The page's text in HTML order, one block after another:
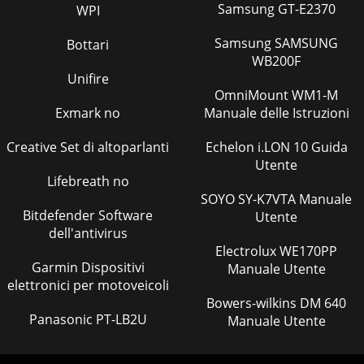
9 GB®Safety adviceJ Do not eat, smoke or drink while you
liquid cleaning agents. J
Pagina 52 - Inbetriebnahme
10 GB® Bringing into useSafety advice / Before use /
Bringing into use Do not use the product for drinks! Fill the
device only with liquids a
Pagina 53 - Entsorgung
11 GB® Bringing into useQ Filling the pressure sprayer tank
(Fig. E)Note: Before using the product, check to see that it is
WPI
Bottari
Unifire
Exmark no
Creative Set di altoparlanti
Lifebreath no
Bitdefender Software
dell'antivirus
Garmin Dispositivi
elettronici per motoveicoli
Panasonic PT-LB2U
Samsung GT-E2370
Samsung SAMSUNG
WB200F
OmniMount WM1-M
Manuale delle Istruzioni
Echelon i.LON 10 Guida
Utente
SOYO SY-K7VTA Manuale
Utente
Electrolux WE170PP
Manuale Utente
Bowers-wilkins DM 640
Manuale Utente